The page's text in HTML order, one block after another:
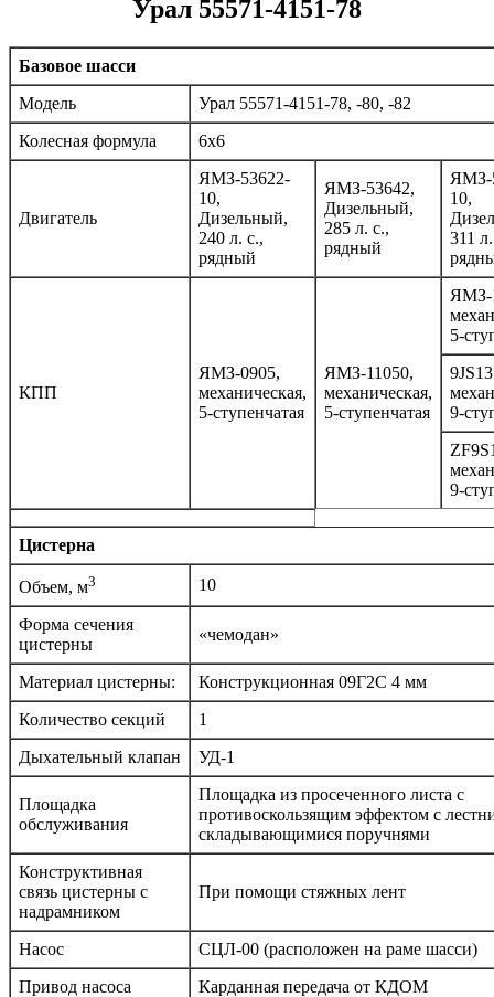
Урал 55571-4151-78
Базовое шасси
Модель
Урал 55571-4151-78, -80, -82
Колесная формула
6х6
Двигатель
ЯМЗ-53622-
10,
Дизельный,
240 л. с.,
рядный
ЯМЗ-53642,
Дизельный,
285 л. с.,
рядный
ЯМЗ-
10,
311
КПП
ЯМЗ-0905,
механическая,
5-ступенчатая
ЯМЗ-11050,
механическая,
5-ступенчатая
ЯМЗ-
5-
9-
9-
Цистерна
Объем, м3 10
Форма сечения
цистерны
«чемодан»
Материал цистерны:
Конструкционная 09Г2С 4 мм
Количество секций
1
Дыхательный клапан
УД-1
Площадка
обслуживания
Площадка из просеченного листа с
противоскользящим эффектом с
складывающимися поручнями
Конструктивная
связь цистерны с
надрамником
При помощи стяжных лент
Насос
СЦЛ-00 (расположен на раме шасси)
Привод насоса
Карданная передача от КДОМ